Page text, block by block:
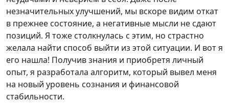
незначительных улучшений, мы вскоре видим откат
в прежнее состояние, а негативные мысли не сдают
позиций. Я тоже столкнулась с этим, но страстно
желала найти способ выйти из этой ситуации. И вот я
его нашла! Получив знания и приобретя личный
опыт, я разработала алгоритм, который вывел меня
на новый уровень сознания и финансовой
стабильности.